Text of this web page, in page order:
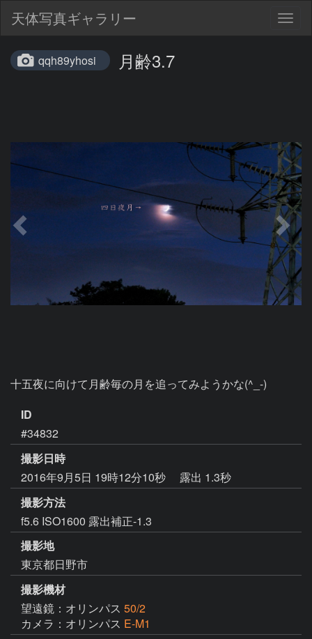
天体写真ギャラリー
qqh89yhosi 月齢3.7
十五夜に向けて月齢毎の月を追ってみようかな(^_-)
ID
#34832
撮影日時
2016年9月5日 19時12分10秒
露出 1.3秒
撮影方法
f5.6 ISO1600 露出補正-1.3
撮影地
東京都日野市
撮影機材
望遠鏡：オリンパス 50/2
カメラ：オリンパス E-M1